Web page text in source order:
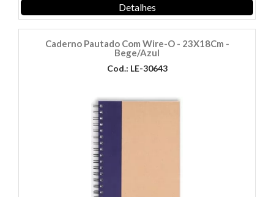
Detalhes
Caderno Pautado Com Wire-O - 23X18Cm -
Bege/Azul
Cod.: LE-30643